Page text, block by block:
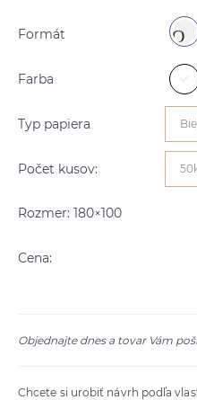
Formát
Farba
Typ papiera
Počet kusov:
Rozmer: 180×100
Cena:
Objednajte dnes a tovar Vám
Chcete si urobiť návrh podľa